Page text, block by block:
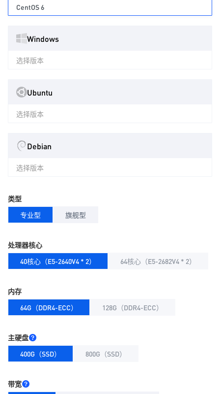
CentOS 6
Windows
选择版本
Ubuntu
选择版本
Debian
选择版本
类型
专业型
旗舰型
处理器核心
40核心（E5-2640V4 * 2）
64核心（E5-2682V4 * 2）
内存
64G（DDR4-ECC）
128G（DDR4-ECC）
主硬盘
400G（SSD）
800G（SSD）
带宽